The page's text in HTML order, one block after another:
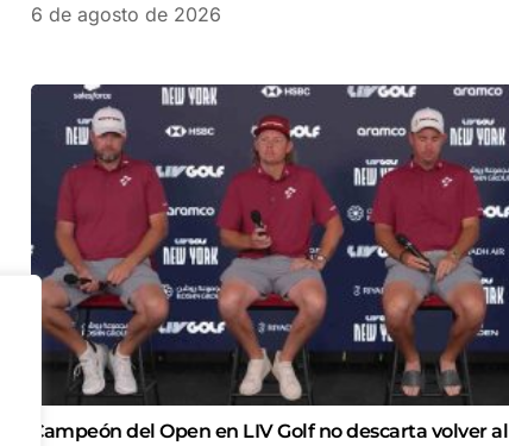
6 de agosto de 2026
Campeón del Open en LIV Golf no descarta volver al